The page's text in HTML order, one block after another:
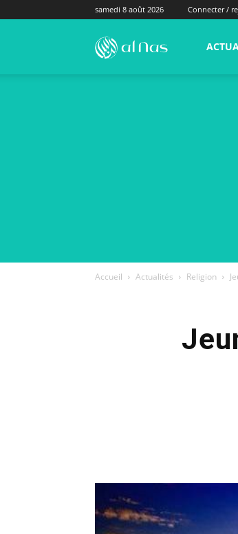
samedi 8 août 2026 Connecter /
alNas.fr
Accueil Actualités Religion